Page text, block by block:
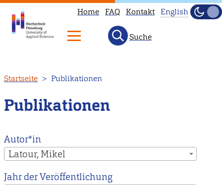
zum
Inhalt
Home FAQ Kontakt
to
our
English
Hell
Suche
Startseite Publikationen
Publikationen
Autor*in
Latour, Mikel
Jahr der Veröffentlichung